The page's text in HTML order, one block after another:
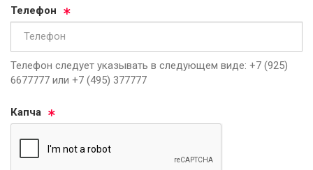
Те­ле­фон
Телефон следует указывать в следующем виде: +7 (925)
6677777 или +7 (495) 377777
Кап­ча